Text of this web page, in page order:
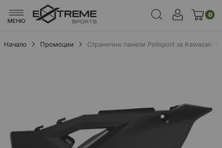
МЕНЮ
0
Начало Промоции
Странични панели Polisport за Kawasaki